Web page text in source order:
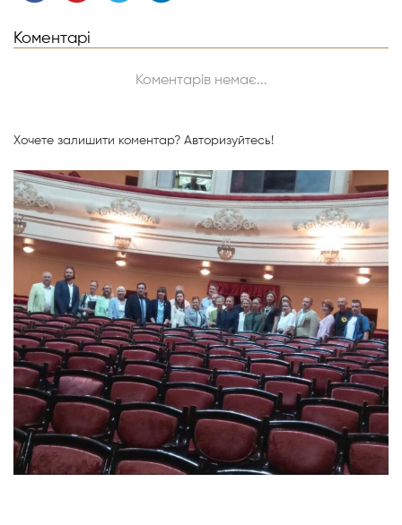
Коментарі
Коментарів немає...
Хочете залишити коментар? Авторизуйтесь!